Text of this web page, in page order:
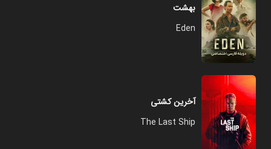
بهشت
Eden
آخرین کشتی
The Last Ship